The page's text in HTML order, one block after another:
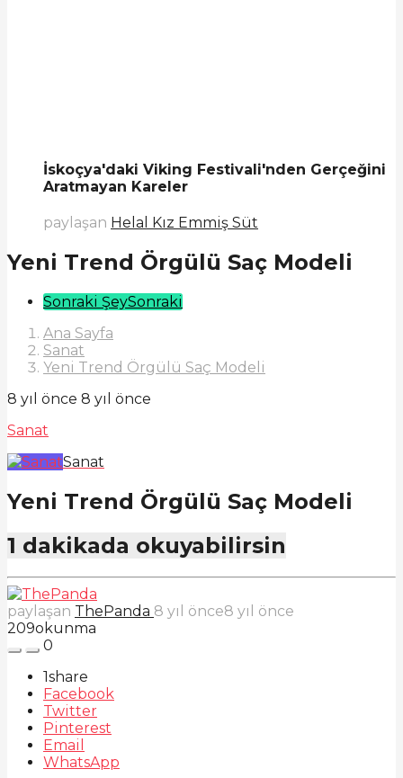
İskoçya'daki Viking Festivali'nden Gerçeğini
Aratmayan Kareler
paylaşan Helal Kız Emmiş Süt
Yeni Trend Örgülü Saç Modeli
Post
Pagination
Sonraki ŞeySonraki
Ana Sayfa
Sanat
Yeni Trend Örgülü Saç Modeli
8 yıl önce 8 yıl önce
Sanat
Sanat
Yeni Trend Örgülü Saç Modeli
1 dakikada okuyabilirsin
paylaşan ThePanda 8 yıl önce8 yıl önce
209okunma
0
1share
Facebook
Twitter
Pinterest
Email
WhatsApp